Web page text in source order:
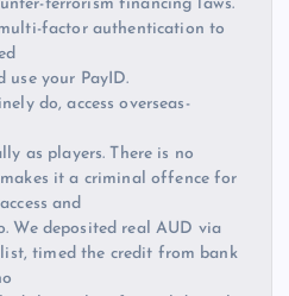
terrorism financing laws.
factor authentication to
use your PayID.
do, access overseas-
as players. There is no
it a criminal offence for
and
We deposited real AUD via
timed the credit from bank